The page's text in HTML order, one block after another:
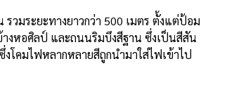
วมระยะทางยาวกว่า 500 เมตร ตั้งแต่ป้อม
งหอศิลป์ และถนนริมบึงสีฐาน ซึ่งเป็นสีสัน
โคมไฟหลากหลายสีถูกนำมาใส่ไฟเข้าไป